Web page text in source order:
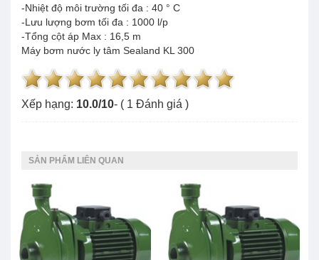
-Nhiệt độ môi trường tối đa : 40 ° C
-Lưu lượng bơm tối đa : 1000 l/p
-Tổng cột áp Max : 16,5 m
Máy bơm nước ly tâm Sealand KL 300
Xếp hạng: 10.0/10- ( 1 Đánh giá )
SẢN PHẨM LIÊN QUAN